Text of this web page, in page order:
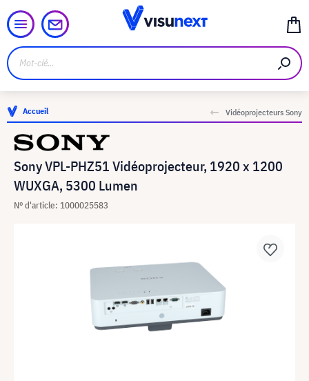
Accueil Vidéoprojecteurs Sony
Sony VPL-PHZ51 Vidéoprojecteur, 1920 x 1200
WUXGA, 5300 Lumen
N° d'article: 1000025583